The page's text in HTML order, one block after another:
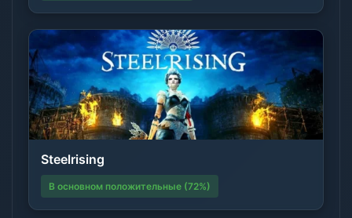
Steelrising
В основном положительные (72%)